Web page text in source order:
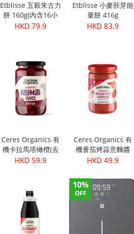
Etblisse 五榖朱古力
餅 160g(內含16小
包)
HKD 79.9
Etblisse 小麥胚芽能
量餅 416g
HKD 83.9
Ceres Organics 有
機卡拉馬塔橄欖(去
核) 340g
HKD 59.9
Ceres Organics 有
機番茄烤蒜意麵醬
690
HKD 49.9
10%
OFF